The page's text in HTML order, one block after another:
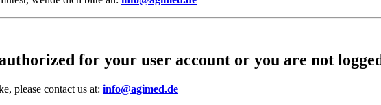
for your user account or you are not
please contact us at: info@agimed.de